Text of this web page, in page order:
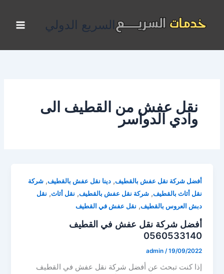
المحتوى
السريع الدولي
نقل عفش من القطيف الى
وادي الدواسر
أفضل شركة نقل عفش بالقطيف,دينا نقل عفش بالقطيف,شركة
نقل أثاث بالقطيف,شركة نقل عفش بالقطيف, نقل أثاث, نقل
دبش العروس بالقطيف, نقل عفش في القطيف
أفضل شركة نقل عفش في القطيف
0560533140
admin /19/09/2022
إذا كنت تبحث عن أفضل شركة نقل عفش في القطيف